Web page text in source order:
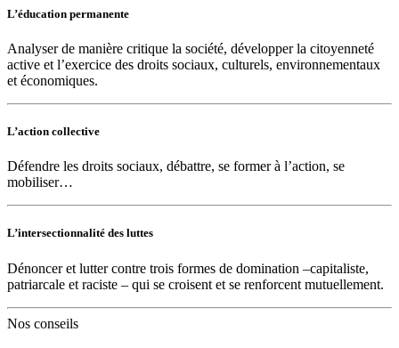
L’éducation permanente
Analyser de manière critique la société, développer la citoyenneté
active et l’exercice des droits sociaux, culturels, environnementaux
et économiques.
L’action collective
Défendre les droits sociaux, débattre, se former à l’action, se
mobiliser…
L’intersectionnalité des luttes
Dénoncer et lutter contre trois formes de domination –capitaliste,
patriarcale et raciste – qui se croisent et se renforcent mutuellement.
Nos conseils